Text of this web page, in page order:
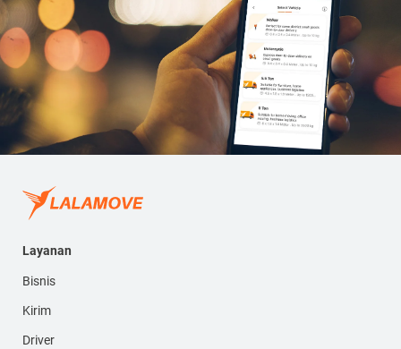
Layanan
Bisnis
Kirim
Driver